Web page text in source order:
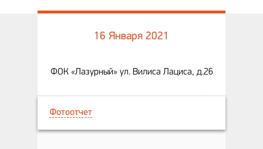
16 Января 2021
ФОК «Лазурный» ул. Вилиса Лациса, д.26
Фотоотчет